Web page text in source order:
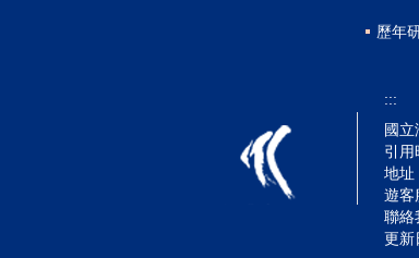
歷年
:::
國
引用
地址
遊客
聯絡
更新